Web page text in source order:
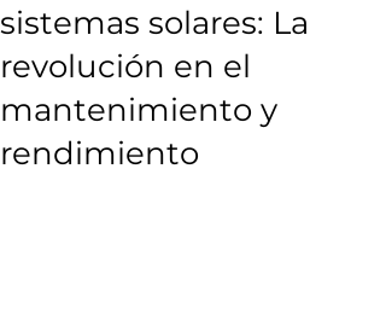
sistemas solares: La
revolución en el
mantenimiento y
rendimiento